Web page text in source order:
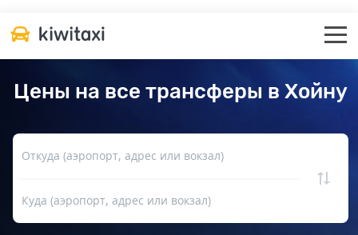
Цены на все трансферы в Хойну
Откуда (аэропорт, адрес или вокзал)
Куда (аэропорт, адрес или вокзал)